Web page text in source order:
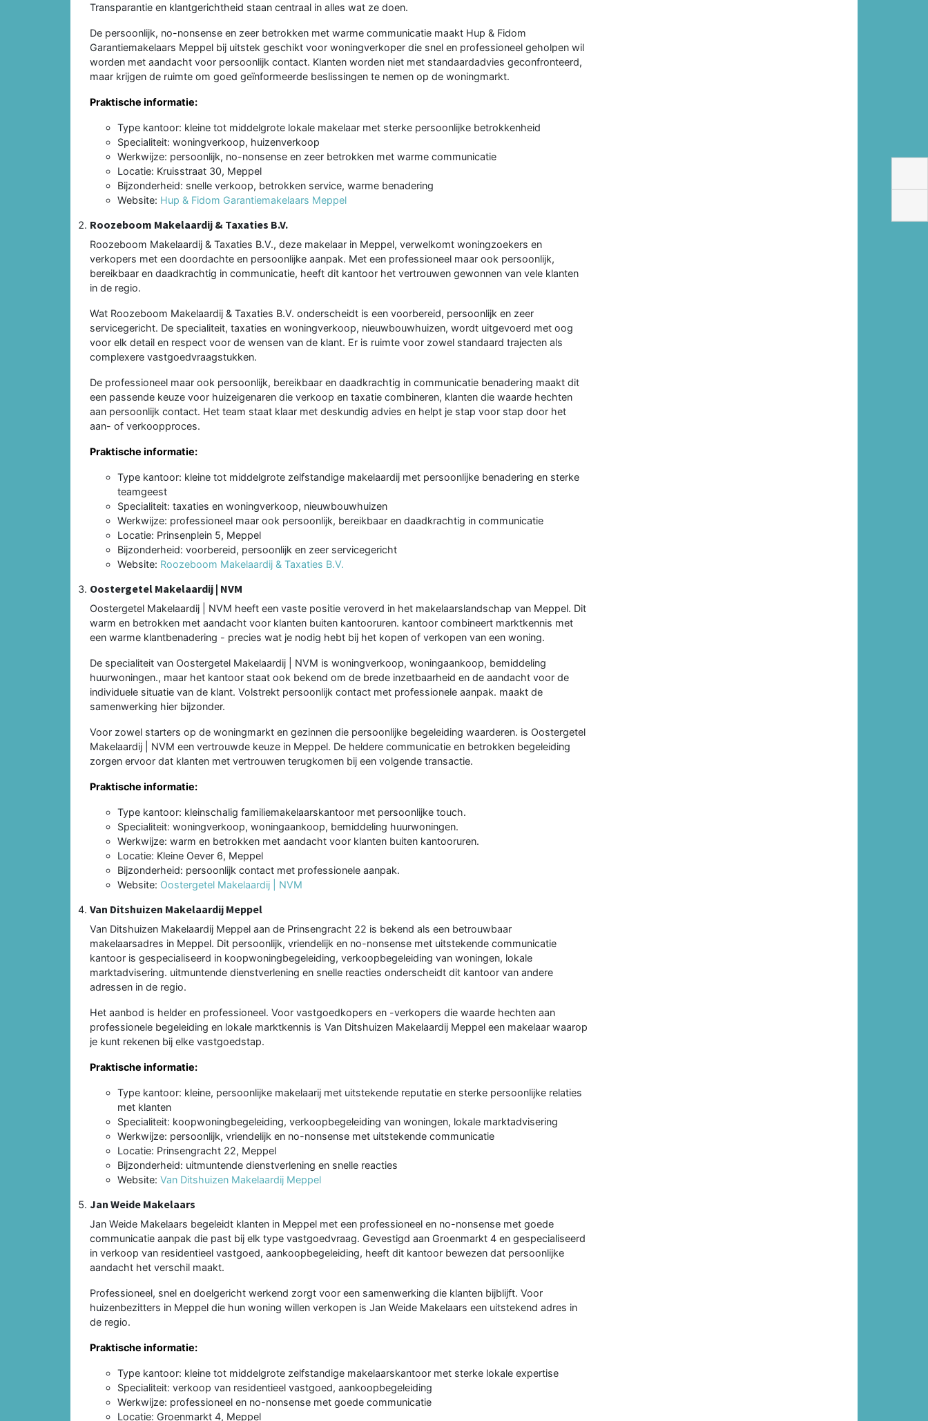
Transparantie en klantgerichtheid staan centraal in alles wat ze doen.
De persoonlijk, no-nonsense en zeer betrokken met warme communicatie maakt Hup & Fidom
Garantiemakelaars Meppel bij uitstek geschikt voor woningverkoper die snel en professioneel geholpen wil
worden met aandacht voor persoonlijk contact. Klanten worden niet met standaardadvies geconfronteerd,
maar krijgen de ruimte om goed geïnformeerde beslissingen te nemen op de woningmarkt.
Praktische informatie:
Type kantoor: kleine tot middelgrote lokale makelaar met sterke persoonlijke betrokkenheid
Specialiteit: woningverkoop, huizenverkoop
Werkwijze: persoonlijk, no-nonsense en zeer betrokken met warme communicatie
Locatie: Kruisstraat 30, Meppel
Bijzonderheid: snelle verkoop, betrokken service, warme benadering
Website: Hup & Fidom Garantiemakelaars Meppel
Roozeboom Makelaardij & Taxaties B.V.
Roozeboom Makelaardij & Taxaties B.V., deze makelaar in Meppel, verwelkomt woningzoekers en
verkopers met een doordachte en persoonlijke aanpak. Met een professioneel maar ook persoonlijk,
bereikbaar en daadkrachtig in communicatie, heeft dit kantoor het vertrouwen gewonnen van vele klanten
in de regio.
Wat Roozeboom Makelaardij & Taxaties B.V. onderscheidt is een voorbereid, persoonlijk en zeer
servicegericht. De specialiteit, taxaties en woningverkoop, nieuwbouwhuizen, wordt uitgevoerd met oog
voor elk detail en respect voor de wensen van de klant. Er is ruimte voor zowel standaard trajecten als
complexere vastgoedvraagstukken.
De professioneel maar ook persoonlijk, bereikbaar en daadkrachtig in communicatie benadering maakt dit
een passende keuze voor huizeigenaren die verkoop en taxatie combineren, klanten die waarde hechten
aan persoonlijk contact. Het team staat klaar met deskundig advies en helpt je stap voor stap door het
aan- of verkoopproces.
Praktische informatie:
Type kantoor: kleine tot middelgrote zelfstandige makelaardij met persoonlijke benadering en sterke
teamgeest
Specialiteit: taxaties en woningverkoop, nieuwbouwhuizen
Werkwijze: professioneel maar ook persoonlijk, bereikbaar en daadkrachtig in communicatie
Locatie: Prinsenplein 5, Meppel
Bijzonderheid: voorbereid, persoonlijk en zeer servicegericht
Website: Roozeboom Makelaardij & Taxaties B.V.
Oostergetel Makelaardij | NVM
Oostergetel Makelaardij | NVM heeft een vaste positie veroverd in het makelaarslandschap van Meppel. Dit
warm en betrokken met aandacht voor klanten buiten kantooruren. kantoor combineert marktkennis met
een warme klantbenadering - precies wat je nodig hebt bij het kopen of verkopen van een woning.
De specialiteit van Oostergetel Makelaardij | NVM is woningverkoop, woningaankoop, bemiddeling
huurwoningen., maar het kantoor staat ook bekend om de brede inzetbaarheid en de aandacht voor de
individuele situatie van de klant. Volstrekt persoonlijk contact met professionele aanpak. maakt de
samenwerking hier bijzonder.
Voor zowel starters op de woningmarkt en gezinnen die persoonlijke begeleiding waarderen. is Oostergetel
Makelaardij | NVM een vertrouwde keuze in Meppel. De heldere communicatie en betrokken begeleiding
zorgen ervoor dat klanten met vertrouwen terugkomen bij een volgende transactie.
Praktische informatie:
Type kantoor: kleinschalig familiemakelaarskantoor met persoonlijke touch.
Specialiteit: woningverkoop, woningaankoop, bemiddeling huurwoningen.
Werkwijze: warm en betrokken met aandacht voor klanten buiten kantooruren.
Locatie: Kleine Oever 6, Meppel
Bijzonderheid: persoonlijk contact met professionele aanpak.
Website: Oostergetel Makelaardij | NVM
Van Ditshuizen Makelaardij Meppel
Van Ditshuizen Makelaardij Meppel aan de Prinsengracht 22 is bekend als een betrouwbaar
makelaarsadres in Meppel. Dit persoonlijk, vriendelijk en no-nonsense met uitstekende communicatie
kantoor is gespecialiseerd in koopwoningbegeleiding, verkoopbegeleiding van woningen, lokale
marktadvisering. uitmuntende dienstverlening en snelle reacties onderscheidt dit kantoor van andere
adressen in de regio.
Het aanbod is helder en professioneel. Voor vastgoedkopers en -verkopers die waarde hechten aan
professionele begeleiding en lokale marktkennis is Van Ditshuizen Makelaardij Meppel een makelaar waarop
je kunt rekenen bij elke vastgoedstap.
Praktische informatie:
Type kantoor: kleine, persoonlijke makelaarij met uitstekende reputatie en sterke persoonlijke relaties
met klanten
Specialiteit: koopwoningbegeleiding, verkoopbegeleiding van woningen, lokale marktadvisering
Werkwijze: persoonlijk, vriendelijk en no-nonsense met uitstekende communicatie
Locatie: Prinsengracht 22, Meppel
Bijzonderheid: uitmuntende dienstverlening en snelle reacties
Website: Van Ditshuizen Makelaardij Meppel
Jan Weide Makelaars
Jan Weide Makelaars begeleidt klanten in Meppel met een professioneel en no-nonsense met goede
communicatie aanpak die past bij elk type vastgoedvraag. Gevestigd aan Groenmarkt 4 en gespecialiseerd
in verkoop van residentieel vastgoed, aankoopbegeleiding, heeft dit kantoor bewezen dat persoonlijke
aandacht het verschil maakt.
Professioneel, snel en doelgericht werkend zorgt voor een samenwerking die klanten bijblijft. Voor
huizenbezitters in Meppel die hun woning willen verkopen is Jan Weide Makelaars een uitstekend adres in
de regio.
Praktische informatie:
Type kantoor: kleine tot middelgrote zelfstandige makelaarskantoor met sterke lokale expertise
Specialiteit: verkoop van residentieel vastgoed, aankoopbegeleiding
Werkwijze: professioneel en no-nonsense met goede communicatie
Locatie: Groenmarkt 4, Meppel